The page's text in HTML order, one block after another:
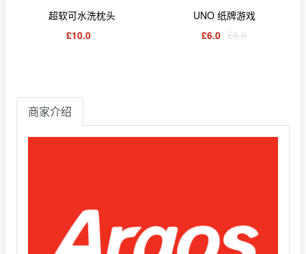
超软可水洗枕头
£10.0
UNO 纸牌游戏
£6.0 £8.0
商家介绍